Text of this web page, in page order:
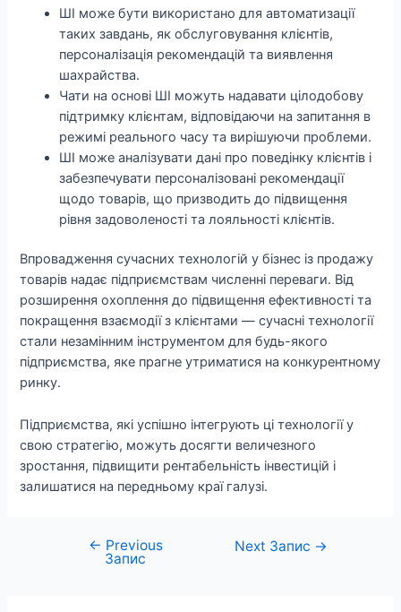
ШІ може бути використано для автоматизації
таких завдань, як обслуговування клієнтів,
персоналізація рекомендацій та виявлення
шахрайства.
Чати на основі ШІ можуть надавати цілодобову
підтримку клієнтам, відповідаючи на запитання в
режимі реального часу та вирішуючи проблеми.
ШІ може аналізувати дані про поведінку клієнтів і
забезпечувати персоналізовані рекомендації
щодо товарів, що призводить до підвищення
рівня задоволеності та лояльності клієнтів.
Впровадження сучасних технологій у бізнес із продажу
товарів надає підприємствам численні переваги. Від
розширення охоплення до підвищення ефективності та
покращення взаємодії з клієнтами — сучасні технології
стали незамінним інструментом для будь-якого
підприємства, яке прагне утриматися на конкурентному
ринку.
Підприємства, які успішно інтегрують ці технології у
свою стратегію, можуть досягти величезного
зростання, підвищити рентабельність інвестицій і
залишатися на передньому краї галузі.
Навігація
← Previous
Запис
Next Запис →